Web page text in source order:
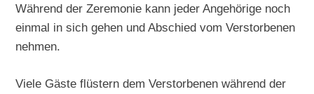
Während der Zeremonie kann jeder Angehörige noch
einmal in sich gehen und Abschied vom Verstorbenen
nehmen.
Viele Gäste flüstern dem Verstorbenen während der